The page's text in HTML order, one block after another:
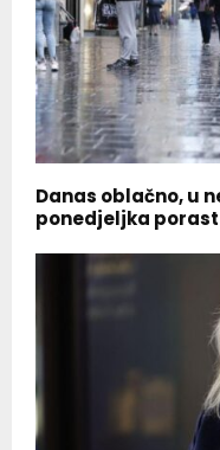
Danas oblačno, u
ponedjeljka